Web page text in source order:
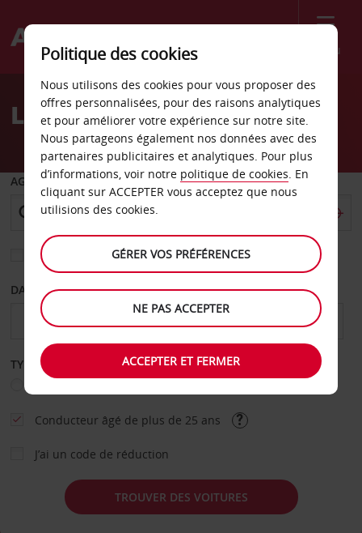
Menu
Welcome
AvisLocation de voiture Joplin
AGENCE DE DÉPART
Sélectionnez une autre agence de retour
DATE DE DÉPART DATE DE RETOUR
TYPE DE LOCATION
Conducteur âgé de plus de 25 ans
J’ai un code de réduction
TROUVER DES VOITURES
Politique des cookies
Nous utilisons des cookies pour vous proposer des
offres personnalisées, pour des raisons analytiques
et pour améliorer votre expérience sur notre site.
Nous partageons également nos données avec des
partenaires publicitaires et analytiques. Pour plus
d’informations, voir notre politique de cookies. En
cliquant sur ACCEPTER vous acceptez que nous
utilisions des cookies.
GÉRER VOS PRÉFÉRENCES
NE PAS ACCEPTER
ACCEPTER ET FERMER